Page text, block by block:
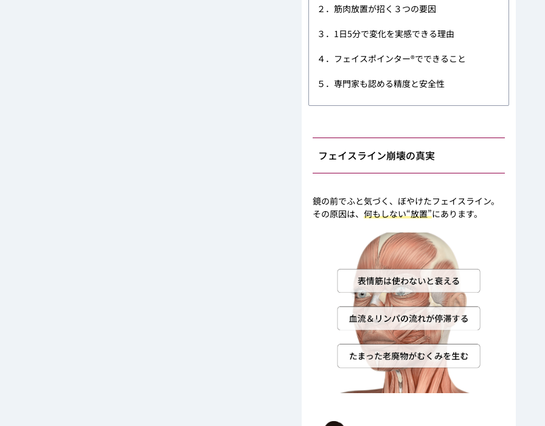
２．筋肉放置が招く３つの要因
３．1日5分で変化を実感できる理由
４．フェイスポインター®でできること
５．専門家も認める精度と安全性
フェイスライン崩壊の真実
鏡の前でふと気づく、ぼやけたフェイスライン。
その原因は、 何もしない“放置”にあります。